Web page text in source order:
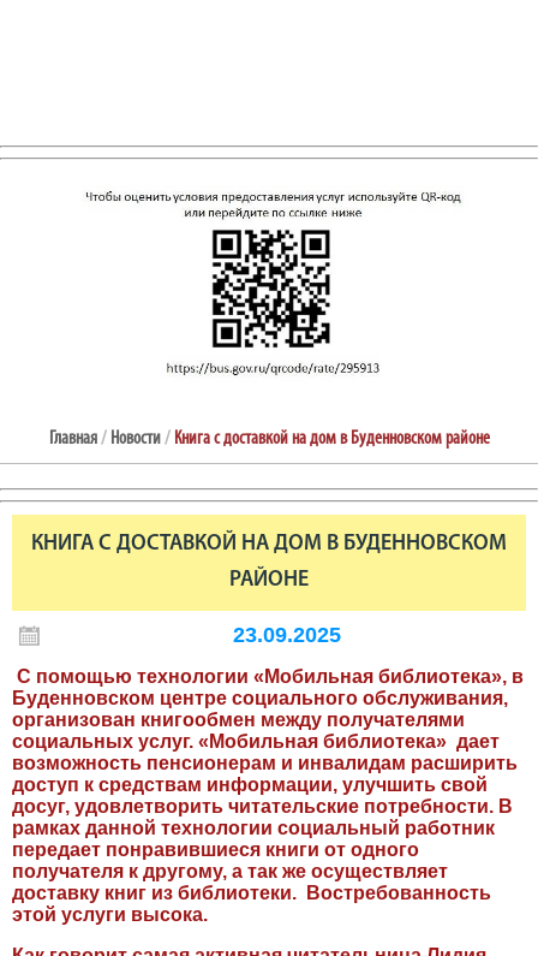
Главная / Новости / Книга с доставкой на дом в Буденновском районе
КНИГА С ДОСТАВКОЙ НА ДОМ В БУДЕННОВСКОМ
РАЙОНЕ
23.09.2025
С помощью технологии «Мобильная библиотека», в
Буденновском центре социального обслуживания,
организован книгообмен между получателями
социальных услуг. «Мобильная библиотека» дает
возможность пенсионерам и инвалидам расширить
доступ к средствам информации, улучшить свой
досуг, удовлетворить читательские потребности. В
рамках данной технологии социальный работник
передает понравившиеся книги от одного
получателя к другому, а так же осуществляет
доставку книг из библиотеки. Востребованность
этой услуги высока.